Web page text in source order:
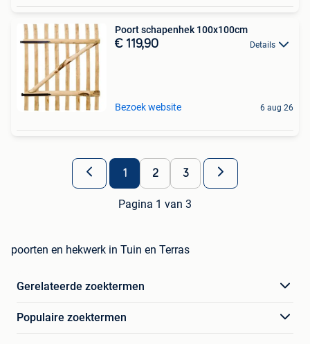
Poort schapenhek 100x100cm
€ 119,90 Details
Bezoek website 6 aug 26
1 2 3
Pagina 1 van 3
poorten en hekwerk in Tuin en Terras
Gerelateerde zoektermen
Populaire zoektermen